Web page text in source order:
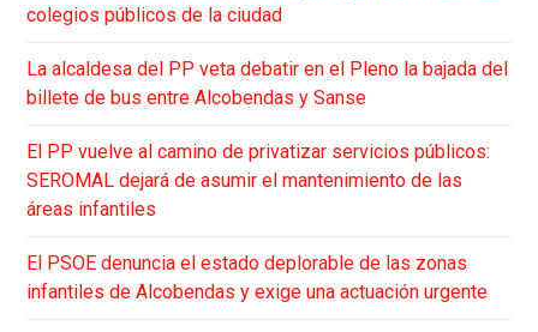
colegios públicos de la ciudad
La alcaldesa del PP veta debatir en el Pleno la bajada del
billete de bus entre Alcobendas y Sanse
El PP vuelve al camino de privatizar servicios públicos:
SEROMAL dejará de asumir el mantenimiento de las
áreas infantiles
El PSOE denuncia el estado deplorable de las zonas
infantiles de Alcobendas y exige una actuación urgente